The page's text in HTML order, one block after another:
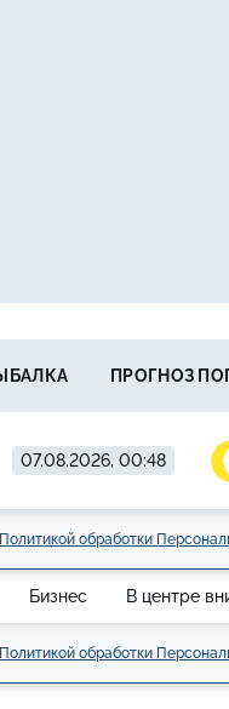
07.08.2026, 00:48
ПРОГНОЗ
Политикой обработки
Бизнес В центре
Политикой обработки